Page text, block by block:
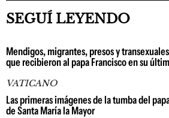
SEGUÍ LEYENDO
Mendigos, migrantes, presos y
que recibieron al papa Francisco en su
VATICANO
Las primeras imágenes de la tumba del
de Santa María la Mayor